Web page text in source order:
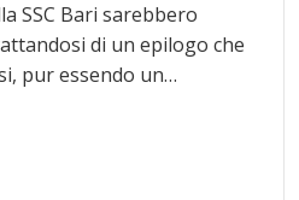
SSC Bari sarebbero
di un epilogo che
pur essendo un…